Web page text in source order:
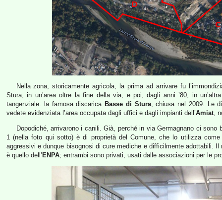
Nella zona, storicamente agricola, la prima ad arrivare fu
Stura, in un’area oltre la fine della via, e poi, dagli anni ’80, in
tangenziale: la famosa discarica Basse di Stura, chiusa nel 2009. Le
vedete evidenziata l’area occupata dagli uffici e dagli impianti dell’Amiat,
Dopodiché, arrivarono i canili. Già, perché in via Germagnano ci
1 (nella foto qui sotto) è di proprietà del Comune, che lo utilizza
aggressivi e dunque bisognosi di cure mediche e difficilmente adottabili.
è quello dell’ ENPA; entrambi sono privati, usati dalle associazioni per le